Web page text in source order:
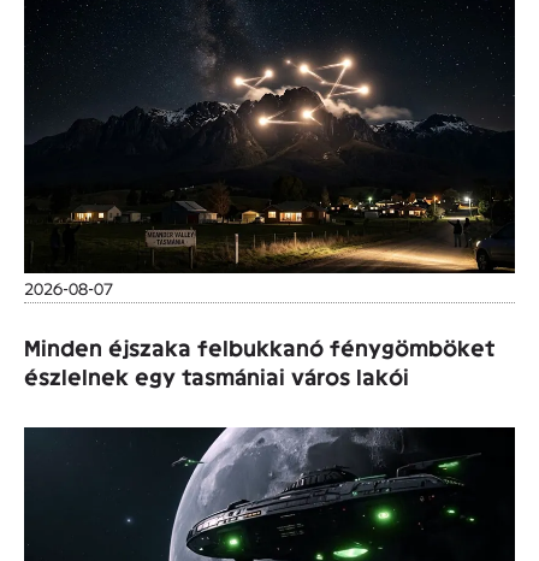
2026-08-07
Minden éjszaka felbukkanó fénygömböket
észlelnek egy tasmániai város lakói